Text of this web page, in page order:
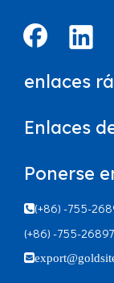
enlaces
Enlaces
Ponerse
(+86) -755-
(+86) -755-
